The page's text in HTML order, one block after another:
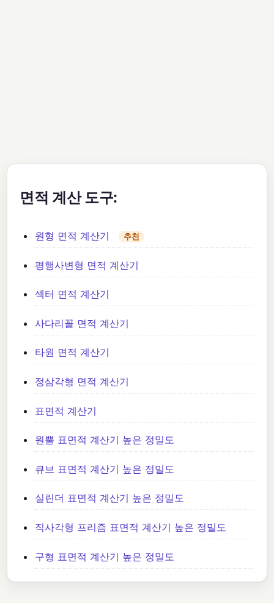
면적 계산 도구:
원형 면적 계산기 추천
평행사변형 면적 계산기
섹터 면적 계산기
사다리꼴 면적 계산기
타원 면적 계산기
정삼각형 면적 계산기
표면적 계산기
원뿔 표면적 계산기 높은 정밀도
큐브 표면적 계산기 높은 정밀도
실린더 표면적 계산기 높은 정밀도
직사각형 프리즘 표면적 계산기 높은 정밀도
구형 표면적 계산기 높은 정밀도